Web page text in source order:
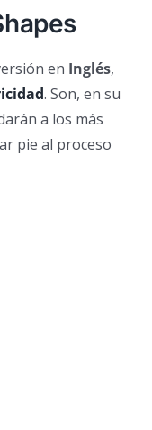
en Inglés,
. Son, en su
a los más
pie al proceso